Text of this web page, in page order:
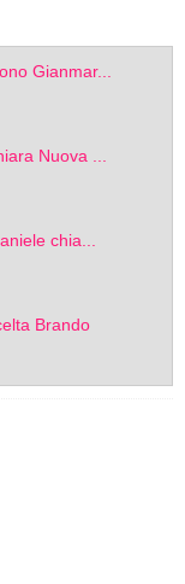
Gianmar...
Nuova ...
chia...
Brando